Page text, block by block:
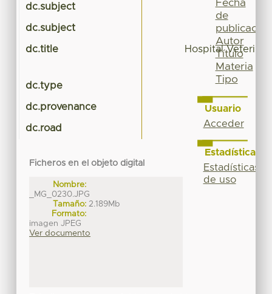
dc.subject
dc.subject
dc.title Hospital
dc.type
dc.provenance
dc.road
Ficheros en el objeto digital
Nombre:
_MG_0230.JPG
Tamaño: 2.189Mb
Formato:
imagen JPEG
Ver documento
Fecha
de
publicación
Autor
Título
Materia
Tipo
Usuario
Acceder
Estadísticas
Estadísticas
de uso